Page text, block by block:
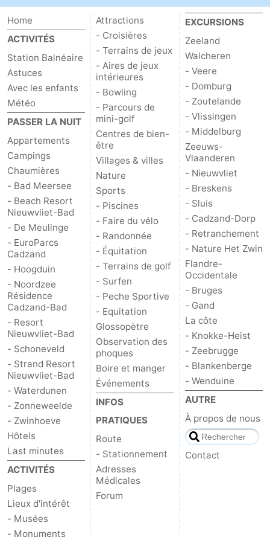
Home
ACTIVITÉS
Station Balnéaire
Astuces
Avec les enfants
Météo
PASSER LA NUIT
Appartements
Campings
Chaumières
- Bad Meersee
- Beach Resort
Nieuwvliet-Bad
- De Meulinge
- EuroParcs
Cadzand
- Hoogduin
- Noordzee
Résidence
Cadzand-Bad
- Resort
Nieuwvliet-Bad
- Schoneveld
- Strand Resort
Nieuwvliet-Bad
- Waterdunen
- Zonneweelde
- Zwinhoeve
Hôtels
Last minutes
ACTIVITÉS
Plages
Lieux d'intérêt
- Musées
- Monuments
Attractions
- Croisières
- Terrains de jeux
- Aires de jeux
intérieures
- Bowling
- Parcours de
mini-golf
Centres de bien-
être
Villages & villes
Nature
Sports
- Piscines
- Faire du vélo
- Randonnée
- Équitation
- Terrains de golf
- Surfen
- Peche Sportive
- Equitation
Glossopètre
Observation des
phoques
Boire et manger
Événements
INFOS
PRATIQUES
Route
- Stationnement
Adresses
Médicales
Forum
EXCURSIONS
Zeeland
Walcheren
- Veere
- Domburg
- Zoutelande
- Vlissingen
- Middelburg
Zeeuws-
Vlaanderen
- Nieuwvliet
- Breskens
- Sluis
- Cadzand-Dorp
- Retranchement
- Nature Het Zwin
Flandre-
Occidentale
- Bruges
- Gand
La côte
- Knokke-Heist
- Zeebrugge
- Blankenberge
- Wenduine
AUTRE
À propos de nous
Contact